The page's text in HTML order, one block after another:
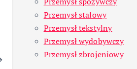
Przemysł stalowy
Przemysł tekstylny
Przemysł wydobywczy
Przemysł zbrojeniowy